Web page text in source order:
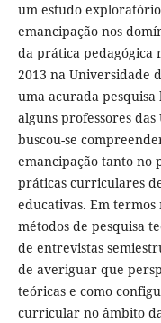
um estudo
emancipação nos
da prática pedagógica
2013 na Universidade
uma acurada
alguns professores
buscou-se
emancipação tanto no
práticas curriculares
educativas. Em termos
métodos de pesquisa
de entrevistas
de averiguar que
teóricas e como
curricular no âmbito